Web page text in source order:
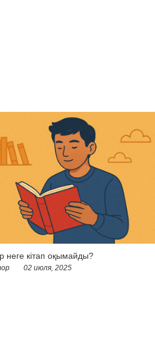
неге кітап оқымайды?
02 июля, 2025